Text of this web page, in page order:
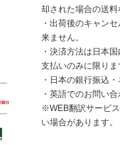
却された場合の送料
・出荷後のキャン
来ません。
・決済方法は日本
支払いのみに限りま
・日本の銀行振込
・英語でのお問い
※WEB翻訳サービ
い場合があります。